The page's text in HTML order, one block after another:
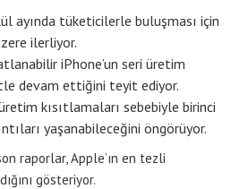
ayında tüketicilerle buluşması için
ilerliyor.
iPhone’un seri üretim
devam ettiğini teyit ediyor.
kısıtlamaları sebebiyle birinci
yaşanabileceğini öngörüyor.
raporlar, Apple’ın en tezli
gösteriyor.